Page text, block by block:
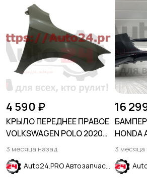
4 590 ₽
КРЫЛО ПЕРЕДНЕЕ ПРАВОЕ
VOLKSWAGEN POLO 2020-
SDN
3 месяца назад
Auto24.PRO Автозапчасти
16
HONDA
2023
3 месяца